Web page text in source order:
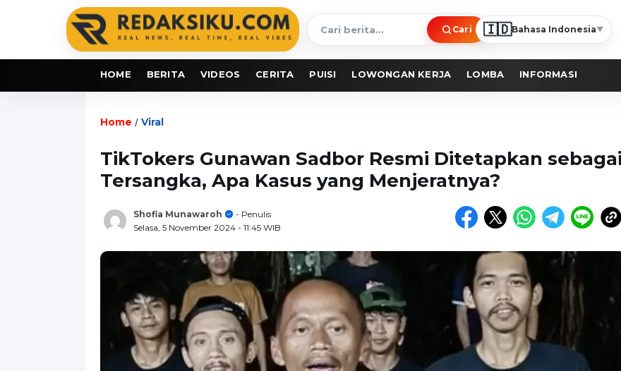
Cari
berita
Cari 🇮🇩Bahasa Indonesia▼
HOME BERITA VIDEOS CERITA PUISI LOWONGAN KERJA LOMBA INFORMASI
Home / Viral
TikTokers Gunawan Sadbor Resmi Ditetapkan sebagai
Tersangka, Apa Kasus yang Menjeratnya?
Shofia Munawaroh
- Penulis
Selasa, 5 November 2024 - 11:45 WIB